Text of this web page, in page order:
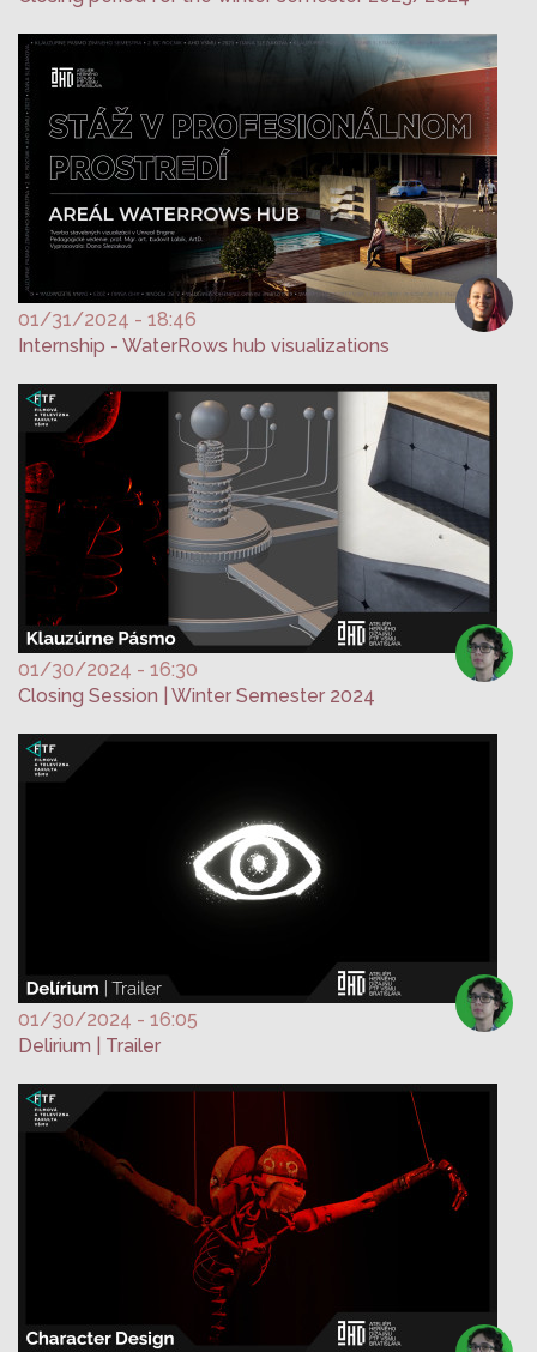
01/31/2024 - 18:46
Internship - WaterRows hub visualizations
01/30/2024 - 16:30
Closing Session | Winter Semester 2024
01/30/2024 - 16:05
Delirium | Trailer